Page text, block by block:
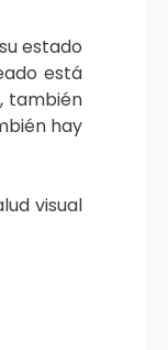
estado
está
también
hay
visual